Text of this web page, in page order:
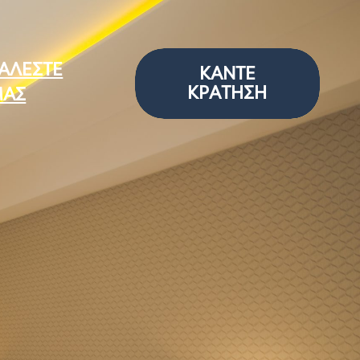
ΚΆΝΤΕ
ΚΡΆΤΗΣΗ